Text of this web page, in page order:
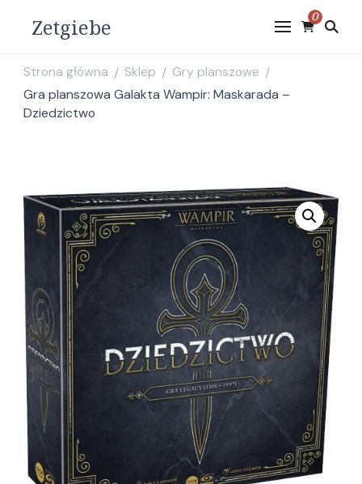
Zetgiebe 0
Strona główna / Sklep / Gry planszowe /
Gra planszowa Galakta Wampir: Maskarada –
Dziedzictwo